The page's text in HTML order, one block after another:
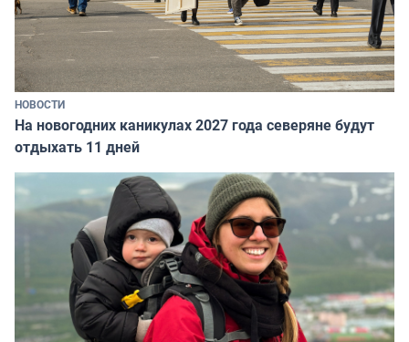
НОВОСТИ
На новогодних каникулах 2027 года северяне будут
отдыхать 11 дней